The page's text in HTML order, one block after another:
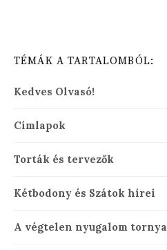
TÉMÁK A TARTALOMBÓL:
Kedves Olvasó!
Címlapok
Torták és tervezők
Kétbodony és Szátok hírei
A végtelen nyugalom tornya